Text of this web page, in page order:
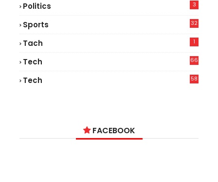
Politics 3
Sports 32
Tach 1
Tech
66
Tech
58
FACEBOOK